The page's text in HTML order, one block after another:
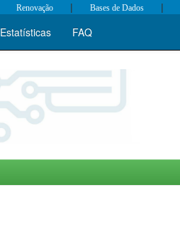
Renovação | Bases de Dados |
Estatísticas FAQ